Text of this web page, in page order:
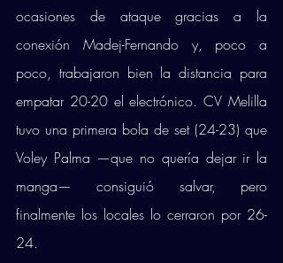
ocasiones de ataque gracias a la
conexión Madej-Fernando y, poco a
poco, trabajaron bien la distancia para
empatar 20-20 el electrónico. CV Melilla
tuvo una primera bola de set (24-23) que
Voley Palma —que no quería dejar ir la
manga— consiguió salvar, pero
finalmente los locales lo cerraron por 26-
24.